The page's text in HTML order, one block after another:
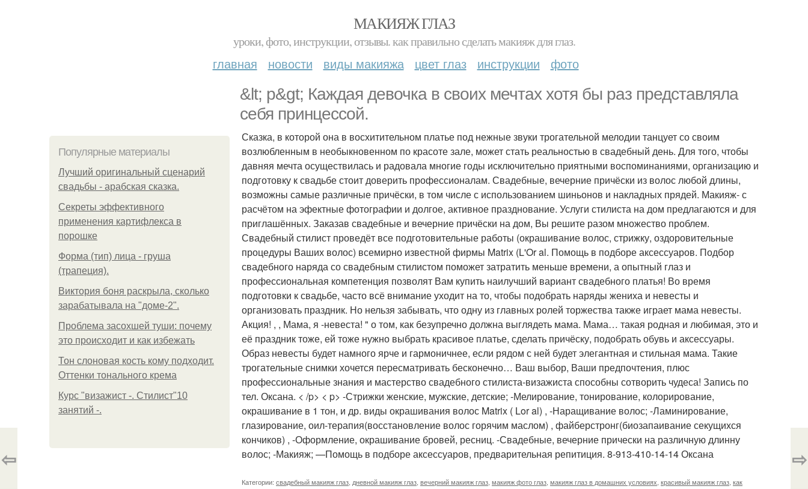
МАКИЯЖ ГЛАЗ
уроки, фото, инструкции, отзывы. как правильно сделать макияж для глаз.
главная новости виды макияжа цвет глаз инструкции фото
&lt; p&gt; Каждая девочка в своих мечтах хотя бы раз представляла
себя принцессой.
Популярные материалы
Лучший оригинальный сценарий
свадьбы - арабская сказка.
Секреты эффективного
применения картифлекса в
порошке
Форма (тип) лица - груша
(трапеция).
Виктория боня раскрыла, сколько
зарабатывала на "доме-2".
Проблема засохшей туши: почему
это происходит и как избежать
Тон слоновая кость кому подходит.
Оттенки тонального крема
Курс "визажист -. Стилист"10
занятий -.
Сказка, в которой она в восхитительном платье под нежные звуки трогательной мелодии танцует со своим
возлюбленным в необыкновенном по красоте зале, может стать реальностью в свадебный день. Для того, чтобы
давняя мечта осуществилась и радовала многие годы исключительно приятными воспоминаниями, организацию и
подготовку к свадьбе стоит доверить профессионалам. Свадебные, вечерние причёски из волос любой длины,
возможны самые различные причёски, в том числе с использованием шиньонов и накладных прядей. Макияж- с
расчётом на эфектные фотографии и долгое, активное празднование. Услуги стилиста на дом предлагаются и для
приглашённых. Заказав свадебные и вечерние причёски на дом, Вы решите разом множество проблем.
Свадебный стилист проведёт все подготовительные работы (окрашивание волос, стрижку, оздоровительные
процедуры Ваших волос) всемирно известной фирмы Matrix (L'Or al. Помощь в подборе аксессуаров. Подбор
свадебного наряда со свадебным стилистом поможет затратить меньше времени, а опытный глаз и
профессиональная компетенция позволят Вам купить наилучший вариант свадебного платья! Во время
подготовки к свадьбе, часто всё внимание уходит на то, чтобы подобрать наряды жениха и невесты и
организовать праздник. Но нельзя забывать, что одну из главных ролей торжества также играет мама невесты.
Акция! , , Мама, я -невеста! " о том, как безупречно должна выглядеть мама. Мама… такая родная и любимая, это и
её праздник тоже, ей тоже нужно выбрать красивое платье, сделать причёску, подобрать обувь и аксессуары.
Образ невесты будет намного ярче и гармоничнее, если рядом с ней будет элегантная и стильная мама. Такие
трогательные снимки хочется пересматривать бесконечно… Ваш выбор, Ваши предпочтения, плюс
профессиональные знания и мастерство свадебного стилиста-визажиста способны сотворить чудеса! Запись по
тел. Оксана. < /p> < p> -Стрижки женские, мужские, детские; -Мелирование, тонирование, колорирование,
окрашивание в 1 тон, и др. виды окрашивания волос Matrix ( Lor al) , -Наращивание волос; -Ламинирование,
глазирование, оил-терапия(восстановление волос горячим маслом) , файберстронг(биозапаивание секущихся
кончиков) , -Оформление, окрашивание бровей, ресниц. -Свадебные, вечерние прически на различную длинну
волос; -Макияж; —Помощь в подборе аксессуаров, предварительная репитиция. 8-913-410-14-14 Оксана
Категории: свадебный макияж глаз дневной макияж глаз вечерний макияж глаз макияж фото глаз макияж глаз в домашних условиях красивый макияж глаз как
⇦ ⇨